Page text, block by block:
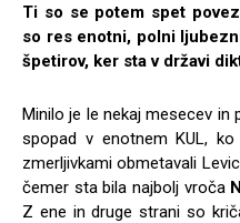
Ti so se potem spet
so res enotni, polni
špetirov, ker sta v državi
Minilo je le nekaj mesecev in
spopad v enotnem KUL,
zmerljivkami obmetavali
čemer sta bila najbolj vroča
Z ene in druge strani so